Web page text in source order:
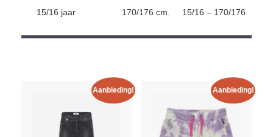
15/16 jaar
170/176 cm. 15/16 – 170/176
Aanbieding! Aanbieding!